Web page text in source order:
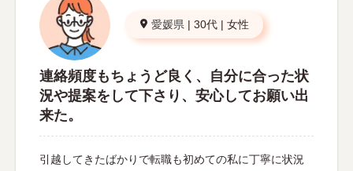
愛媛県 | 30代 | 女性
連絡頻度もちょうど良く、自分に合った状
況や提案をして下さり、安心してお願い出
来た。
引越してきたばかりで転職も初めての私に丁寧に状況